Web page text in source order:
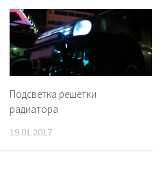
Подсветка решетки
радиатора
19.01.2017